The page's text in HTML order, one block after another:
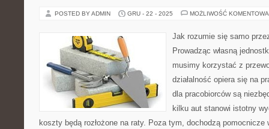
POSTED BY ADMIN GRU - 22 - 2025 MOŻLIWOŚĆ
Jak rozumie się samo
Prowadząc własną
musimy korzystać z
działalność opiera się na
dla pracobiorców są
kilku aut stanowi istotny
koszty będą rozłożone na raty. Poza tym, dochodzą pomocnicze